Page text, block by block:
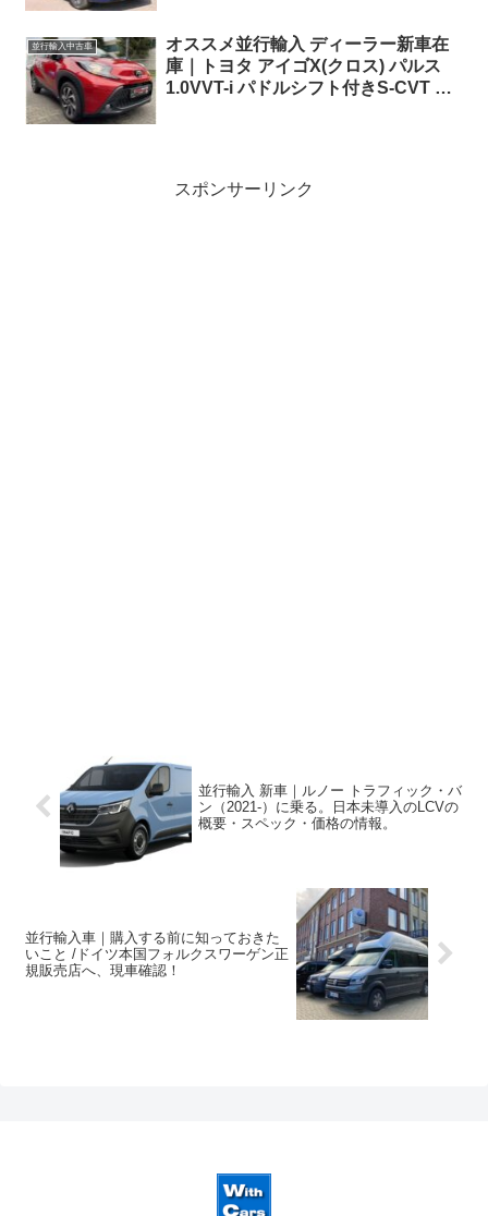
並行輸入中古車
オススメ並行輸入 ディーラー新車在
庫｜トヨタ アイゴX(クロス) パルス
1.0VVT-i パドルシフト付きS-CVT 左
スポンサーリンク
並行輸入 新車｜ルノー トラフィック・バ
ン（2021-）に乗る。日本未導入のLCVの
概要・スペック・価格の情報。
並行輸入車｜購入する前に知っておきた
いこと /ドイツ本国フォルクスワーゲン正
規販売店へ、現車確認！